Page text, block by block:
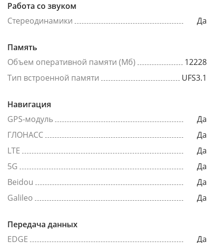
Работа со звуком
Стереодинамики
Да
Память
Объем оперативной памяти (Мб)
12228
Тип встроенной памяти
UFS3.1
Навигация
GPS-модуль
Да
ГЛОНАСС
Да
LTE
Да
5G
Да
Beidou
Да
Galileo
Да
Передача данных
EDGE
Да